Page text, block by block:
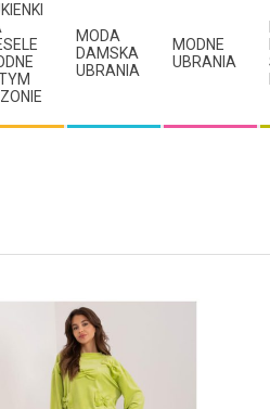
MODA
DAMSKA
UBRANIA
MODNE
UBRANIA